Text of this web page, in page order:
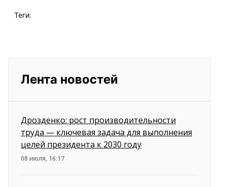
Теги:
Лента новостей
Дрозденко: рост производительности
труда — ключевая задача для выполнения
целей президента к 2030 году
08 июля, 16:17